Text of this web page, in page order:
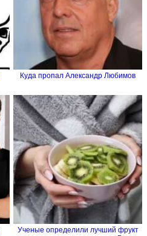
Куда пропал Александр Любимов
Ученые определили лучший фрукт